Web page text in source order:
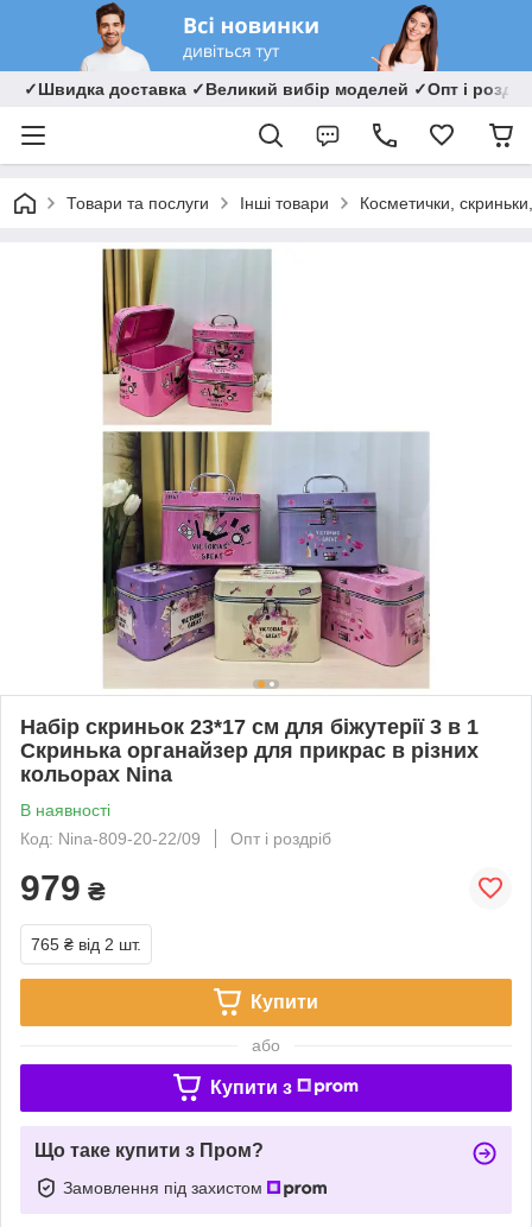
✓Швидка доставка ✓Великий вибір моделей ✓Опт і
Товари та послуги Інші товари Косметички,
Набір скриньок 23*17 см для біжутерії 3 в 1
Скринька органайзер для прикрас в різних
кольорах Nina
В наявності
Код: Nina-809-20-22/09
Опт і роздріб
979 ₴
765 ₴ від 2 шт.
Купити
або
Купити з
Що таке купити з Пром?
Замовлення під захистом